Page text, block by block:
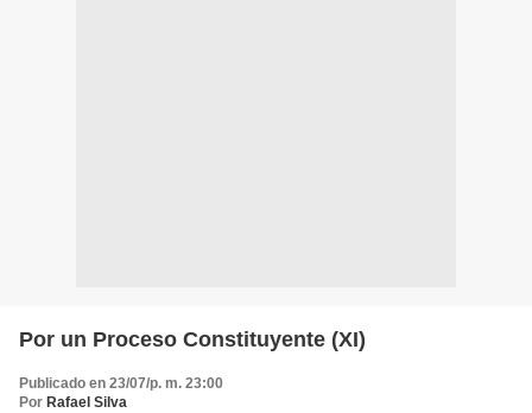
Por un Proceso Constituyente (XI)
Publicado en 23/07/p. m. 23:00
Por Rafael Silva